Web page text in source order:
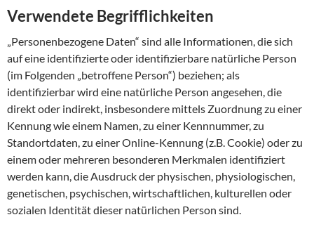
Verwendete Begrifflichkeiten
„Personenbezogene Daten“ sind alle Informationen, die sich
auf eine identifizierte oder identifizierbare natürliche Person
(im Folgenden „betroffene Person“) beziehen; als
identifizierbar wird eine natürliche Person angesehen, die
direkt oder indirekt, insbesondere mittels Zuordnung zu einer
Kennung wie einem Namen, zu einer Kennnummer, zu
Standortdaten, zu einer Online-Kennung (z.B. Cookie) oder zu
einem oder mehreren besonderen Merkmalen identifiziert
werden kann, die Ausdruck der physischen, physiologischen,
genetischen, psychischen, wirtschaftlichen, kulturellen oder
sozialen Identität dieser natürlichen Person sind.